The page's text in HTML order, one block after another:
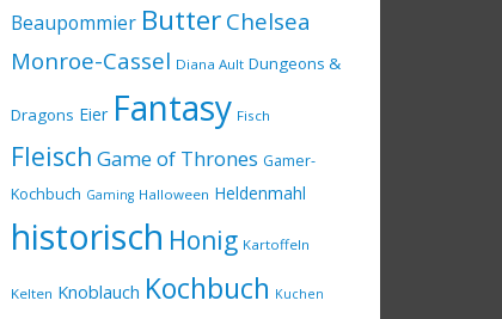
Beaupommier ButterChelsea
Monroe-Cassel Diana Ault Dungeons &
Dragons Eier Fantasy Fisch
Fleisch Game of Thrones Gamer-
Kochbuch Gaming Halloween Heldenmahl
historisch Honig Kartoffeln
Kelten Knoblauch Kochbuch Kuchen